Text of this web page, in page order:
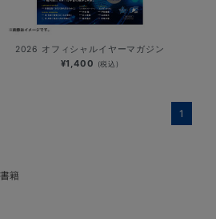
2026 オフィシャルイヤーマガジン
¥1,400 (税込)
1
書籍